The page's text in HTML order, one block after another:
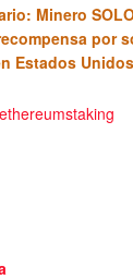
Minero
por
Estados Unidos
ethereumstaking